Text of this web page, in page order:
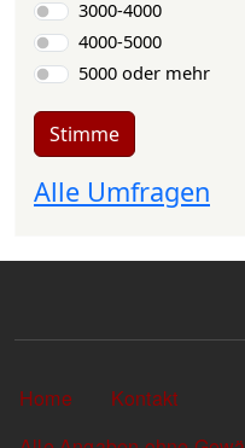
3000-4000
4000-5000
5000 oder mehr
Stimme
Alle Umfragen
Sekundärlinks
Home
Kontakt